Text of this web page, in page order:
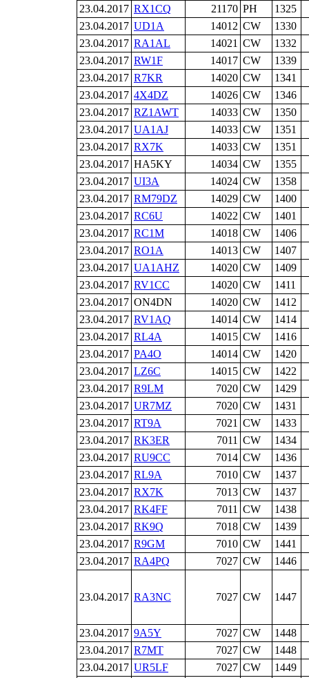
23.04.2017 RX1CQ 21170 PH
1325
23.04.2017 UD1A 14012 CW
1330
23.04.2017 RA1AL 14021 CW
1332
23.04.2017 RW1F 14017 CW
1339
23.04.2017 R7KR 14020 CW
1341
23.04.2017 4X4DZ 14026 CW
1346
23.04.2017 RZ1AWT 14033 CW
1350
23.04.2017 UA1AJ 14033 CW
1351
23.04.2017 RX7K 14033 CW
1351
23.04.2017 HA5KY 14034 CW
1355
23.04.2017 UI3A 14024 CW
1358
23.04.2017 RM79DZ 14029 CW
1400
23.04.2017 RC6U 14022 CW
1401
23.04.2017 RC1M 14018 CW
1406
23.04.2017 RO1A 14013 CW
1407
23.04.2017 UA1AHZ 14020 CW
1409
23.04.2017 RV1CC 14020 CW
1411
23.04.2017 ON4DN 14020 CW
1412
23.04.2017 RV1AQ 14014 CW
1414
23.04.2017 RL4A 14015 CW
1416
23.04.2017 PA4O 14014 CW
1420
23.04.2017 LZ6C 14015 CW
1422
23.04.2017 R9LM 7020 CW
1429
23.04.2017 UR7MZ 7020 CW
1431
23.04.2017 RT9A 7021 CW
1433
23.04.2017 RK3ER 7011 CW
1434
23.04.2017 RU9CC 7014 CW
1436
23.04.2017 RL9A 7010 CW
1437
23.04.2017 RX7K 7013 CW
1437
23.04.2017 RK4FF 7011 CW
1438
23.04.2017 RK9Q 7018 CW
1439
23.04.2017 R9GM 7010 CW
1441
23.04.2017 RA4PQ 7027 CW 1446
23.04.2017 RA3NC 7027 CW 1447
23.04.2017 9A5Y 7027 CW
1448
23.04.2017 R7MT 7027 CW
1448
23.04.2017 UR5LF 7027 CW
1449